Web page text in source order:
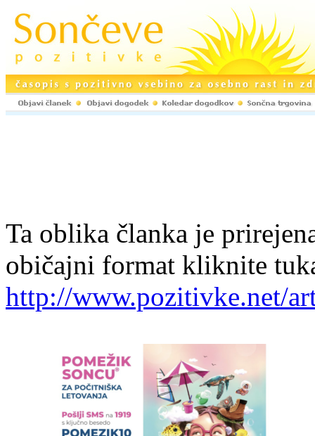
Ta oblika članka je
običajni format kliknite
http://www.pozitivke.net/